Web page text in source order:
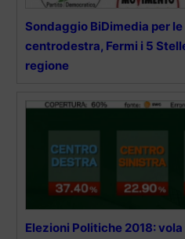
Sondaggio BiDimedia per
centrodestra, Fermi i 5
regione
Elezioni Politiche 2018: